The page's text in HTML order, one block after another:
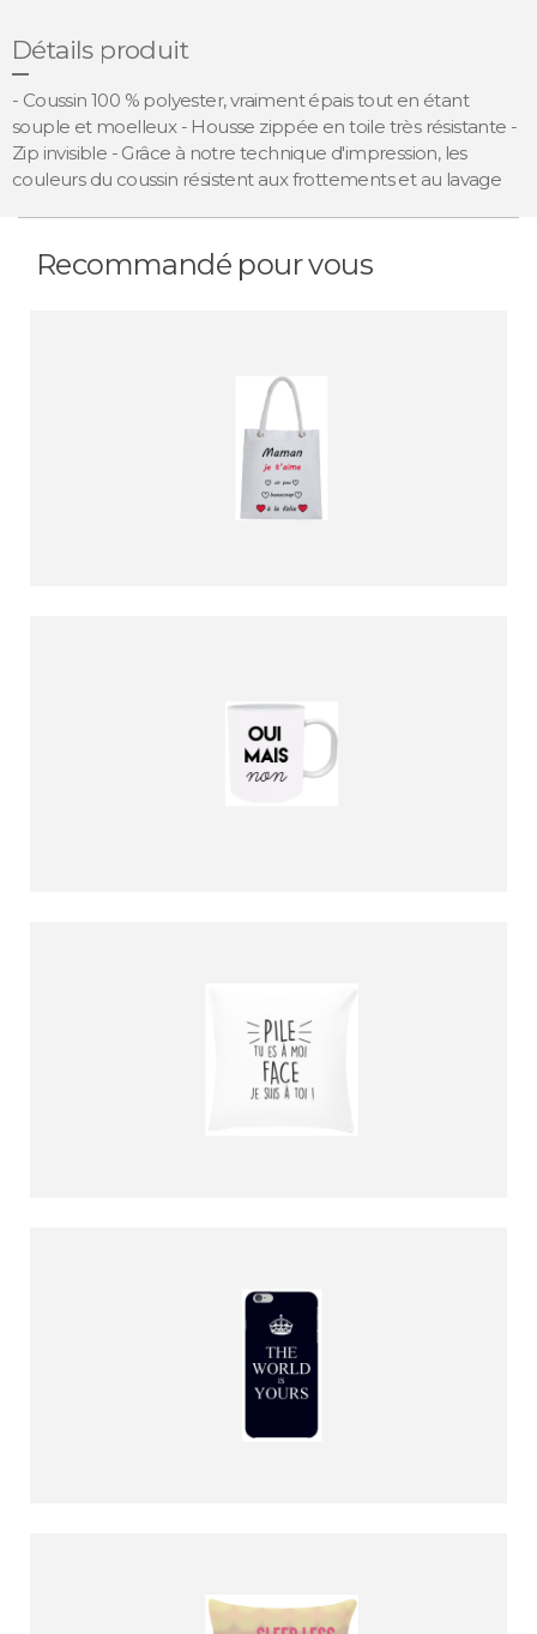
Détails produit
- Coussin 100 % polyester, vraiment épais tout en étant
souple et moelleux - Housse zippée en toile très résistante -
Zip invisible - Grâce à notre technique d'impression, les
couleurs du coussin résistent aux frottements et au lavage
Recommandé pour vous